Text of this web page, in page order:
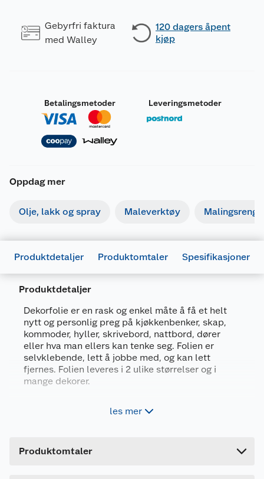
Gebyrfri faktura
med Walley
120 dagers åpent
kjøp
Betalingsmetoder Leveringsmetoder
Oppdag mer
Olje, lakk og spray Maleverktøy
Produktdetaljer Produktomtaler Spesifikasjoner
Produktdetaljer
Dekorfolie er en rask og enkel måte å få et helt
nytt og personlig preg på kjøkkenbenker, skap,
kommoder, hyller, skrivebord, nattbord, dører
eller hva man ellers kan tenke seg. Folien er
selvklebende, lett å jobbe med, og kan lett
fjernes. Folien leveres i 2 ulike størrelser og i
mange dekorer.
kommoder og hyller
Lette å sette på, lette å ta av - kan brukes
les mer
Produktomtaler
Artikkelnummer
4007386350503
Leverandørens artikkelnummer
346-0689
Størrelse
45 X 210 CM
Farge